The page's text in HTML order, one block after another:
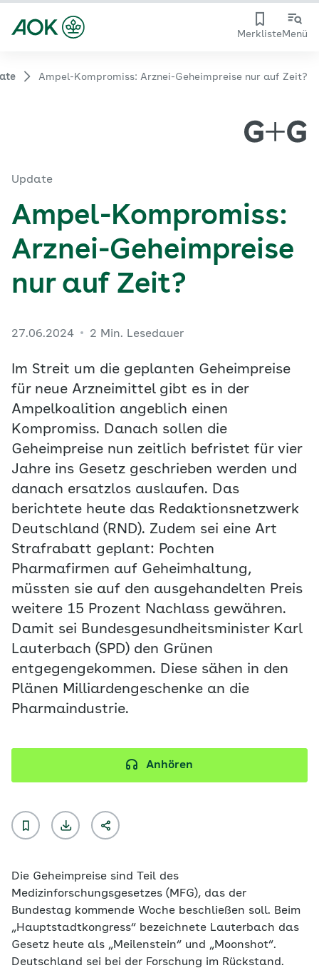
MerklisteMenü
Ampel-Kompromiss: Arznei-Geheimpreise nur auf Zeit?
Update
Ampel-Kompromiss:
Arznei-Geheimpreise
nur auf Zeit?
27.06.2024 2 Min. Lesedauer
Im Streit um die geplanten Geheimpreise
für neue Arzneimittel gibt es in der
Ampelkoalition angeblich einen
Kompromiss. Danach sollen die
Geheimpreise nun zeitlich befristet für vier
Jahre ins Gesetz geschrieben werden und
danach ersatzlos auslaufen. Das
berichtete heute das Redaktionsnetzwerk
Deutschland (RND). Zudem sei eine Art
Strafrabatt geplant: Pochten
Pharmafirmen auf Geheimhaltung,
müssten sie auf den ausgehandelten Preis
weitere 15 Prozent Nachlass gewähren.
Damit sei Bundesgesundheitsminister Karl
Lauterbach (SPD) den Grünen
entgegengekommen. Diese sähen in den
Plänen Milliardengeschenke an die
Pharmaindustrie.
Anhören
Die Geheimpreise sind Teil des
Medizinforschungsgesetzes (MFG), das der
Bundestag kommende Woche beschließen soll. Beim
„Hauptstadtkongress“ bezeichnete Lauterbach das
Gesetz heute als „Meilenstein“ und „Moonshot“.
Deutschland sei bei der Forschung im Rückstand.